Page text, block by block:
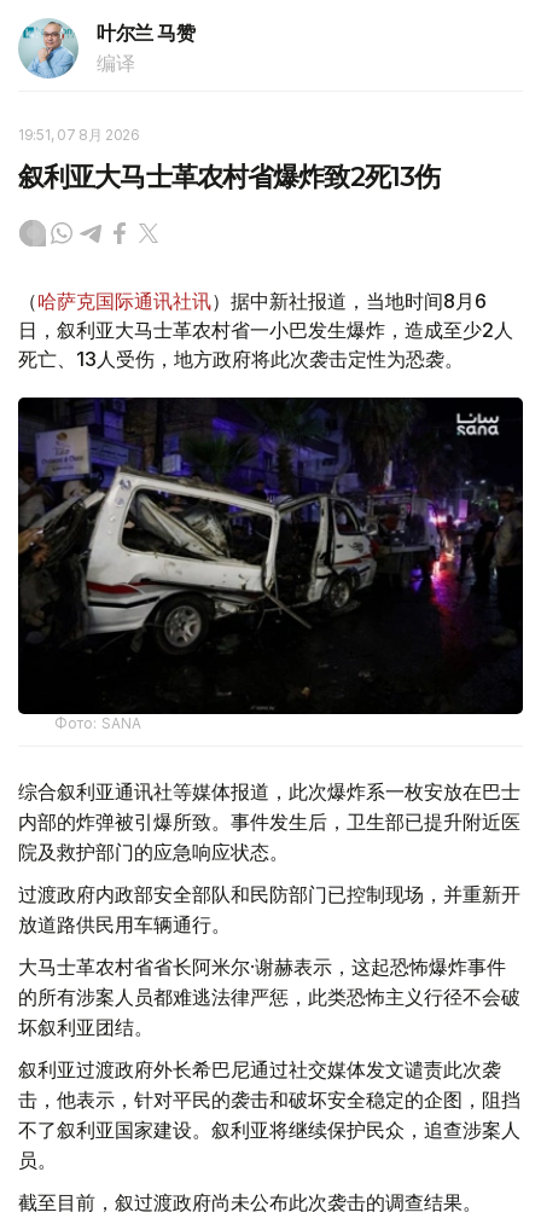
叶尔兰 马赞
编译
19:51, 07 8月 2026
叙利亚大马士革农村省爆炸致2死13伤
（哈萨克国际通讯社讯）据中新社报道，当地时间8月6
日，叙利亚大马士革农村省一小巴发生爆炸，造成至少2人
死亡、13人受伤，地方政府将此次袭击定性为恐袭。
Фото: SANA
综合叙利亚通讯社等媒体报道，此次爆炸系一枚安放在巴士
内部的炸弹被引爆所致。事件发生后，卫生部已提升附近医
院及救护部门的应急响应状态。
过渡政府内政部安全部队和民防部门已控制现场，并重新开
放道路供民用车辆通行。
大马士革农村省省长阿米尔·谢赫表示，这起恐怖爆炸事件
的所有涉案人员都难逃法律严惩，此类恐怖主义行径不会破
坏叙利亚团结。
叙利亚过渡政府外长希巴尼通过社交媒体发文谴责此次袭
击，他表示，针对平民的袭击和破坏安全稳定的企图，阻挡
不了叙利亚国家建设。叙利亚将继续保护民众，追查涉案人
员。
截至目前，叙过渡政府尚未公布此次袭击的调查结果。